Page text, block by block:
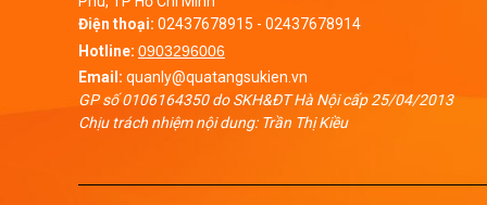
những
Điện thoại: 02437678915 - 02437678914
Hotline: 0903296006
Email: quanly@quatangsukien.vn
GP số 0106164350 do SKH&ĐT Hà Nội cấp 25/04/2013
Chịu trách nhiệm nội dung: Trần Thị Kiều